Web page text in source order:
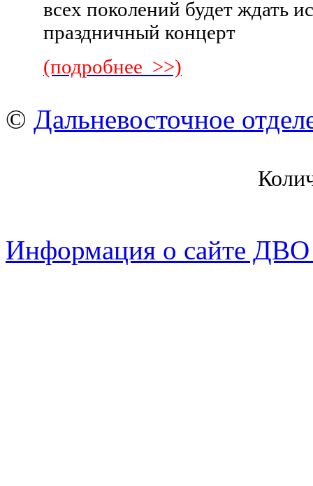
всех поколений будет ждать
праздничный концерт
(подробнее >>)
© Дальневосточное
Информация о сайте